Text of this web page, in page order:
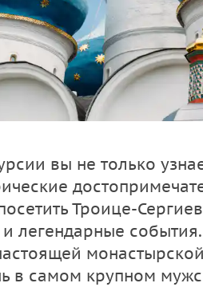
вы не только
Троице-
легендарные
в самом крупном